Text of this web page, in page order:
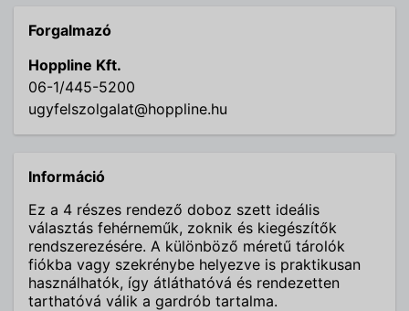
Forgalmazó
Hoppline Kft.
06-1/445-5200
ugyfelszolgalat@hoppline.hu
Információ
Ez a 4 részes rendező doboz szett ideális
választás fehérneműk, zoknik és kiegészítők
rendszerezésére. A különböző méretű tárolók
fiókba vagy szekrénybe helyezve is praktikusan
használhatók, így átláthatóvá és rendezetten
tarthatóvá válik a gardrób tartalma.